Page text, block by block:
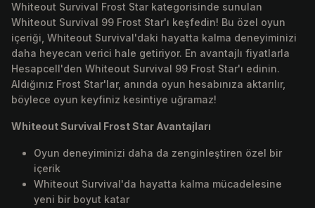
Whiteout Survival Frost Star kategorisinde sunulan
Whiteout Survival 99 Frost Star'ı keşfedin! Bu özel oyun
içeriği, Whiteout Survival'daki hayatta kalma deneyiminizi
daha heyecan verici hale getiriyor. En avantajlı fiyatlarla
Hesapcell'den Whiteout Survival 99 Frost Star'ı edinin.
Aldığınız Frost Star'lar, anında oyun hesabınıza aktarılır,
böylece oyun keyfiniz kesintiye uğramaz!
Whiteout Survival Frost Star Avantajları
Oyun deneyiminizi daha da zenginleştiren özel bir
içerik
Whiteout Survival'da hayatta kalma mücadelesine
yeni bir boyut katar